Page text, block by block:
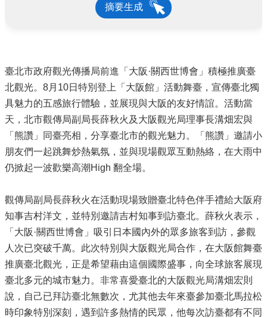
摘要生成
臺北市政府觀光傳播局前進「大阪·關西世博會」積極推廣臺
北觀光。8月10日特別登上「大阪館」活動舞臺，宣傳臺北獨
具魅力的五感旅行體驗，並展現與大阪的友好情誼。活動當
天，北市觀傳局副局長薛秋火及大阪觀光局理事長溝畑宏與
「熊讚」同臺亮相，分享臺北市的觀光魅力。「熊讚」邀請小
朋友們一起跳舞炒熱氣氛，並與現場觀眾互動熱絡，在大雨中
仍掀起一波歡樂高潮High 翻全場。
觀傳局副局長薛秋火在活動現場致贈臺北特色伴手禮給大阪府
知事吉村洋文，並特別邀請吉村知事到訪臺北。薛秋火表示，
「大阪·關西世博會」吸引日本國內外的眾多旅客到訪，參觀
人次已突破千萬。此次特別與大阪觀光局合作，在大阪館舞臺
推廣臺北觀光，正是希望藉由這個國際盛事，向全球旅客展現
臺北多元的城市魅力。非常喜愛臺北的大阪觀光局溝畑宏則
說，自己已拜訪臺北無數次，尤其他去年來臺參加臺北馬拉松
時印象特別深刻，遇到許多熱情的民眾，他每次訪臺都有不同